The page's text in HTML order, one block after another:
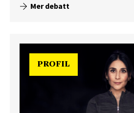
Mer debatt
PROFIL